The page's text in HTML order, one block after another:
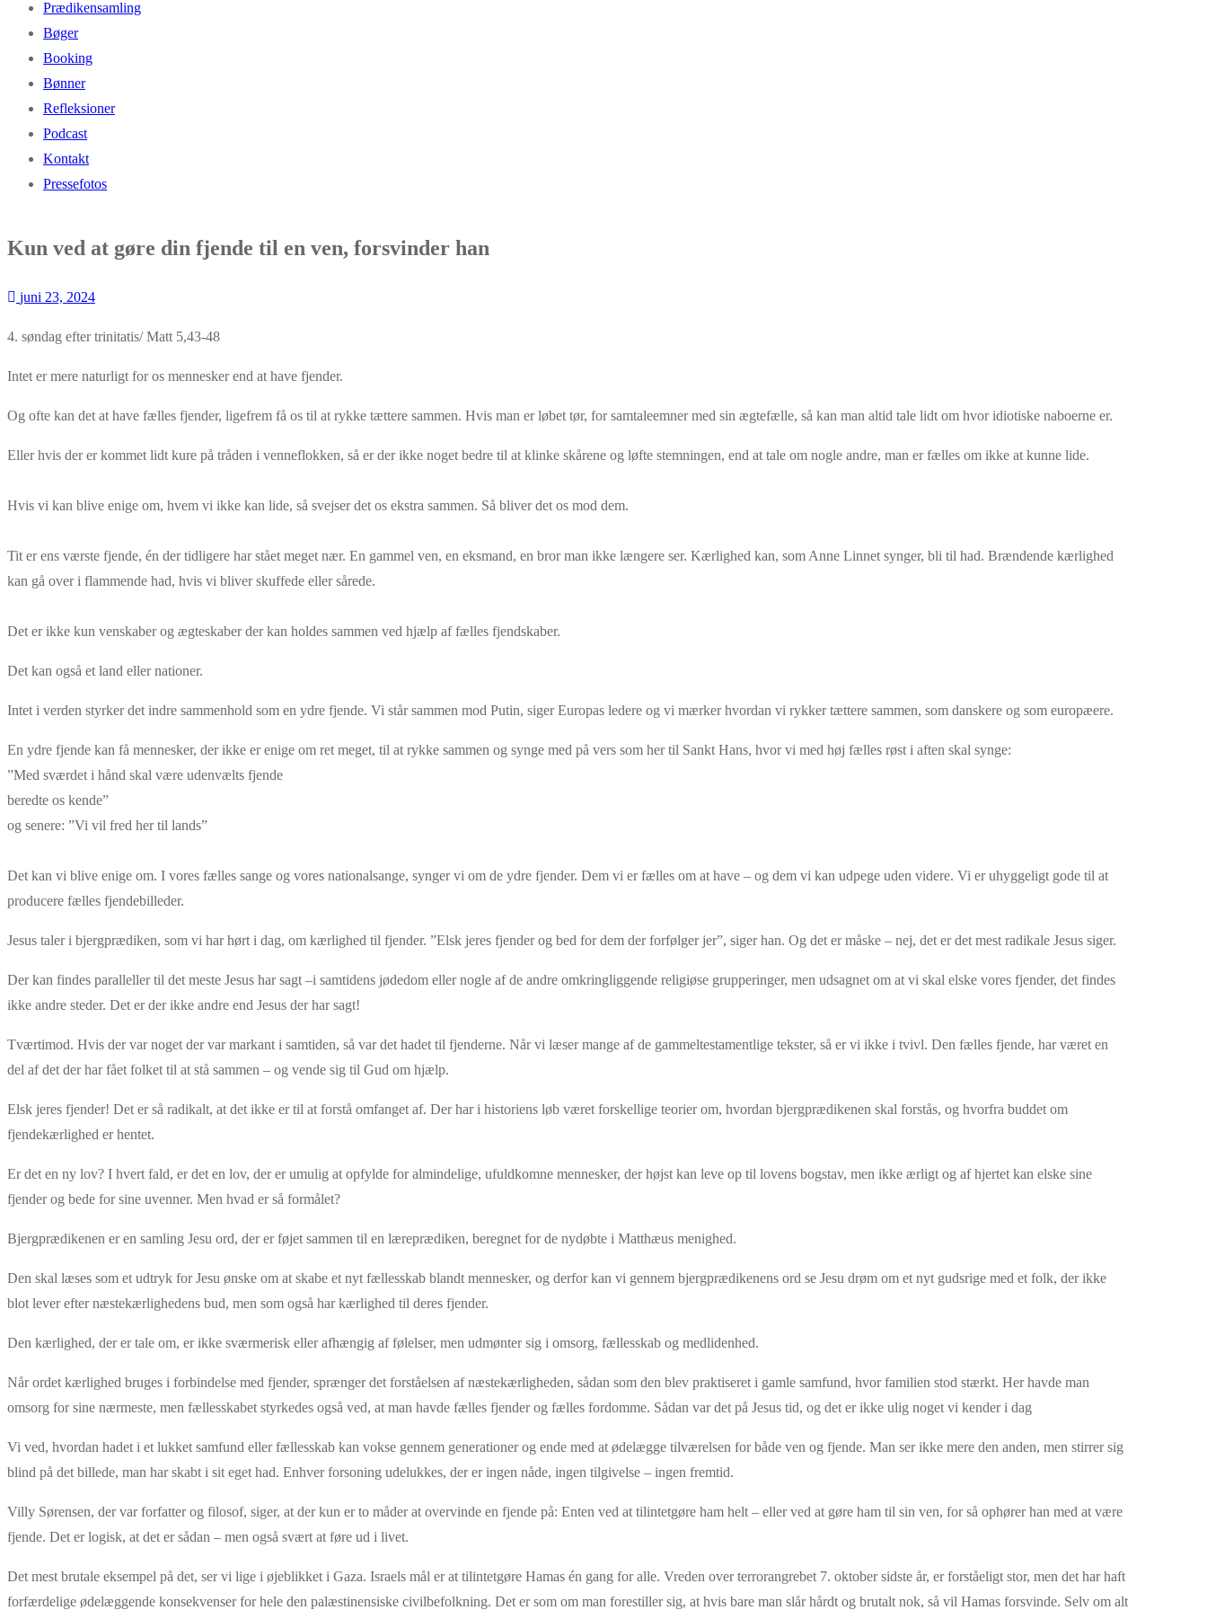
Prædikensamling
Bøger
Booking
Bønner
Refleksioner
Podcast
Kontakt
Pressefotos
Kun ved at gøre din fjende til en ven, forsvinder han
juni 23, 2024
4. søndag efter trinitatis/ Matt 5,43-48
Intet er mere naturligt for os mennesker end at have fjender.
Og ofte kan det at have fælles fjender, ligefrem få os til at rykke tættere sammen. Hvis man er løbet tør, for samtaleemner med sin ægtefælle, så kan man altid tale lidt om hvor idiotiske naboerne er.
Eller hvis der er kommet lidt kure på tråden i venneflokken, så er der ikke noget bedre til at klinke skårene og løfte stemningen, end at tale om nogle andre, man er fælles om ikke at kunne lide.
Hvis vi kan blive enige om, hvem vi ikke kan lide, så svejser det os ekstra sammen. Så bliver det os mod dem.
Tit er ens værste fjende, én der tidligere har stået meget nær. En gammel ven, en eksmand, en bror man ikke længere ser. Kærlighed kan, som Anne Linnet synger, bli til had. Brændende kærlighed
kan gå over i flammende had, hvis vi bliver skuffede eller sårede.
Det er ikke kun venskaber og ægteskaber der kan holdes sammen ved hjælp af fælles fjendskaber.
Det kan også et land eller nationer.
Intet i verden styrker det indre sammenhold som en ydre fjende. Vi står sammen mod Putin, siger Europas ledere og vi mærker hvordan vi rykker tættere sammen, som danskere og som europæere.
En ydre fjende kan få mennesker, der ikke er enige om ret meget, til at rykke sammen og synge med på vers som her til Sankt Hans, hvor vi med høj fælles røst i aften skal synge:
”Med sværdet i hånd skal være udenvælts fjende
beredte os kende”
og senere: ”Vi vil fred her til lands”
Det kan vi blive enige om. I vores fælles sange og vores nationalsange, synger vi om de ydre fjender. Dem vi er fælles om at have – og dem vi kan udpege uden videre. Vi er uhyggeligt gode til at
producere fælles fjendebilleder.
Jesus taler i bjergprædiken, som vi har hørt i dag, om kærlighed til fjender. ”Elsk jeres fjender og bed for dem der forfølger jer”, siger han. Og det er måske – nej, det er det mest radikale Jesus siger.
Der kan findes paralleller til det meste Jesus har sagt –i samtidens jødedom eller nogle af de andre omkringliggende religiøse grupperinger, men udsagnet om at vi skal elske vores fjender, det findes
ikke andre steder. Det er der ikke andre end Jesus der har sagt!
Tværtimod. Hvis der var noget der var markant i samtiden, så var det hadet til fjenderne. Når vi læser mange af de gammeltestamentlige tekster, så er vi ikke i tvivl. Den fælles fjende, har været en
del af det der har fået folket til at stå sammen – og vende sig til Gud om hjælp.
Elsk jeres fjender! Det er så radikalt, at det ikke er til at forstå omfanget af. Der har i historiens løb været forskellige teorier om, hvordan bjergprædikenen skal forstås, og hvorfra buddet om
fjendekærlighed er hentet.
Er det en ny lov? I hvert fald, er det en lov, der er umulig at opfylde for almindelige, ufuldkomne mennesker, der højst kan leve op til lovens bogstav, men ikke ærligt og af hjertet kan elske sine
fjender og bede for sine uvenner. Men hvad er så formålet?
Bjergprædikenen er en samling Jesu ord, der er føjet sammen til en læreprædiken, beregnet for de nydøbte i Matthæus menighed.
Den skal læses som et udtryk for Jesu ønske om at skabe et nyt fællesskab blandt mennesker, og derfor kan vi gennem bjergprædikenens ord se Jesu drøm om et nyt gudsrige med et folk, der ikke
blot lever efter næstekærlighedens bud, men som også har kærlighed til deres fjender.
Den kærlighed, der er tale om, er ikke sværmerisk eller afhængig af følelser, men udmønter sig i omsorg, fællesskab og medlidenhed.
Når ordet kærlighed bruges i forbindelse med fjender, sprænger det forståelsen af næstekærligheden, sådan som den blev praktiseret i gamle samfund, hvor familien stod stærkt. Her havde man
omsorg for sine nærmeste, men fællesskabet styrkedes også ved, at man havde fælles fjender og fælles fordomme. Sådan var det på Jesus tid, og det er ikke ulig noget vi kender i dag
Vi ved, hvordan hadet i et lukket samfund eller fællesskab kan vokse gennem generationer og ende med at ødelægge tilværelsen for både ven og fjende. Man ser ikke mere den anden, men stirrer sig
blind på det billede, man har skabt i sit eget had. Enhver forsoning udelukkes, der er ingen nåde, ingen tilgivelse – ingen fremtid.
Villy Sørensen, der var forfatter og filosof, siger, at der kun er to måder at overvinde en fjende på: Enten ved at tilintetgøre ham helt – eller ved at gøre ham til sin ven, for så ophører han med at være
fjende. Det er logisk, at det er sådan – men også svært at føre ud i livet.
Det mest brutale eksempel på det, ser vi lige i øjeblikket i Gaza. Israels mål er at tilintetgøre Hamas én gang for alle. Vreden over terrorangrebet 7. oktober sidste år, er forståeligt stor, men det har haft
forfærdelige ødelæggende konsekvenser for hele den palæstinensiske civilbefolkning. Det er som om man forestiller sig, at hvis bare man slår hårdt og brutalt nok, så vil Hamas forsvinde. Selv om alt